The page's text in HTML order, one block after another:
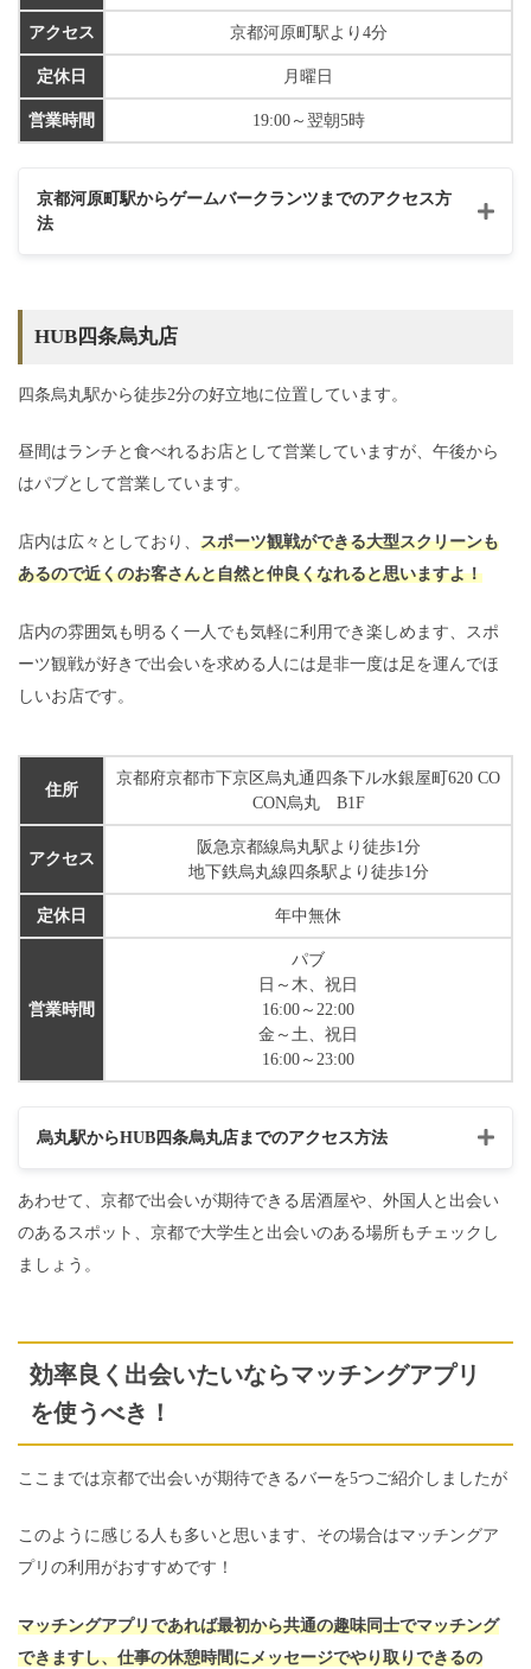
アクセス 京都河原町駅より4分
定休日 月曜日
営業時間 19:00～翌朝5時
京都河原町駅からゲームバークランツまでのアクセス方
法
HUB四条烏丸店
四条烏丸駅から徒歩2分の好立地に位置しています。
昼間はランチと食べれるお店として営業していますが、午後から
はパブとして営業しています。
店内は広々としており、 スポーツ観戦ができる大型スクリーンも
あるので近くのお客さんと自然と仲良くなれると思いますよ！
店内の雰囲気も明るく一人でも気軽に利用でき楽しめます、スポ
ーツ観戦が好きで出会いを求める人には是非一度は足を運んでほ
しいお店です。
住所
京都府京都市下京区烏丸通四条下ル水銀屋町620 CO
CON烏丸 B1F
アクセス
阪急京都線烏丸駅より徒歩1分
地下鉄烏丸線四条駅より徒歩1分
定休日 年中無休
営業時間
パブ
日～木、祝日
16:00～22:00
金～土、祝日
16:00～23:00
烏丸駅からHUB四条烏丸店までのアクセス方法
あわせて、京都で出会いが期待できる居酒屋や、外国人と出会い
のあるスポット、京都で大学生と出会いのある場所もチェックし
ましょう。
効率良く出会いたいならマッチングアプリ
を使うべき！
ここまでは京都で出会いが期待できるバーを5つご紹介しましたが
このように感じる人も多いと思います、その場合はマッチングア
プリの利用がおすすめです！
マッチングアプリであれば最初から共通の趣味同士でマッチング
できますし、仕事の休憩時間にメッセージでやり取りできるの